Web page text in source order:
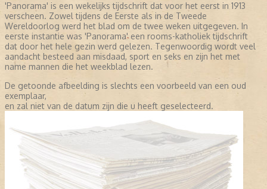
'Panorama' is een wekelijks tijdschrift dat voor het eerst in 1913
verscheen. Zowel tijdens de Eerste als in de Tweede
Wereldoorlog werd het blad om de twee weken uitgegeven. In
eerste instantie was 'Panorama' een rooms-katholiek tijdschrift
dat door het hele gezin werd gelezen. Tegenwoordig wordt veel
aandacht besteed aan misdaad, sport en seks en zijn het met
name mannen die het weekblad lezen.
De getoonde afbeelding is slechts een voorbeeld van een oud
exemplaar,
en zal niet van de datum zijn die u heeft geselecteerd.